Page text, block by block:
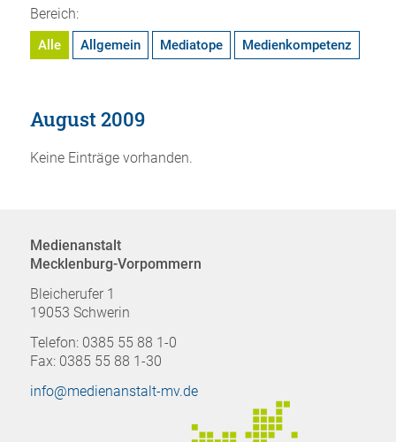
Bereich:
Alle Allgemein Mediatope Medienkompetenz
August 2009
Keine Einträge vorhanden.
Medienanstalt
Mecklenburg-Vorpommern
Bleicherufer 1
19053 Schwerin
Telefon: 0385 55 88 1-0
Fax: 0385 55 88 1-30
info@medienanstalt-mv.de